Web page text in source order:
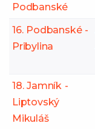
Podbanské
16. Podbanské -
Pribylina
18. Jamník -
Liptovský
Mikuláš